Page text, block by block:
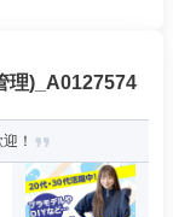
理)_A0127574
！